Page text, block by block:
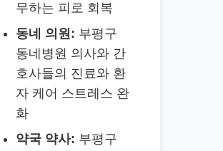
무하는 피로 회복
동네 의원: 부평구
동네병원 의사와 간
호사들의 진료와 환
자 케어 스트레스 완
화
약국 약사: 부평구